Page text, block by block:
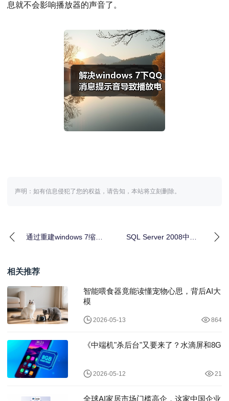
息就不会影响播放器的声音了。
声明：如有信息侵犯了您的权益，请告知，本站将立刻删除。
通过重建windows 7缩略
SQL Server 2008中
相关推荐
智能喂食器竟能读懂宠物心思，背后AI大
模
2026-05-13 864
《中端机"杀后台"又要来了？水滴屏和8G
2026-05-12 21
全球AI家居市场门槛高企，这家中国企业